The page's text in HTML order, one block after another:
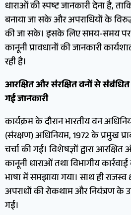
धाराओं की स्पष्ट जानकारी देना है,
बनाया जा सके और अपराधियों के
की जा सके। इसके लिए समय-समय
कानूनी प्रावधानों की जानकारी
रही है।
आरक्षित और संरक्षित वनों से संबंधित
गई जानकारी
कार्यक्रम के दौरान भारतीय वन
(संरक्षण) अधिनियम, 1972 के प्रमुख
चर्चा की गई। विशेषज्ञों द्वारा
कानूनी धाराओं तथा विभागीय
भाषा में समझाया गया। साथ ही राजस्व
अपराधों की रोकथाम और नियंत्रण के
गई।